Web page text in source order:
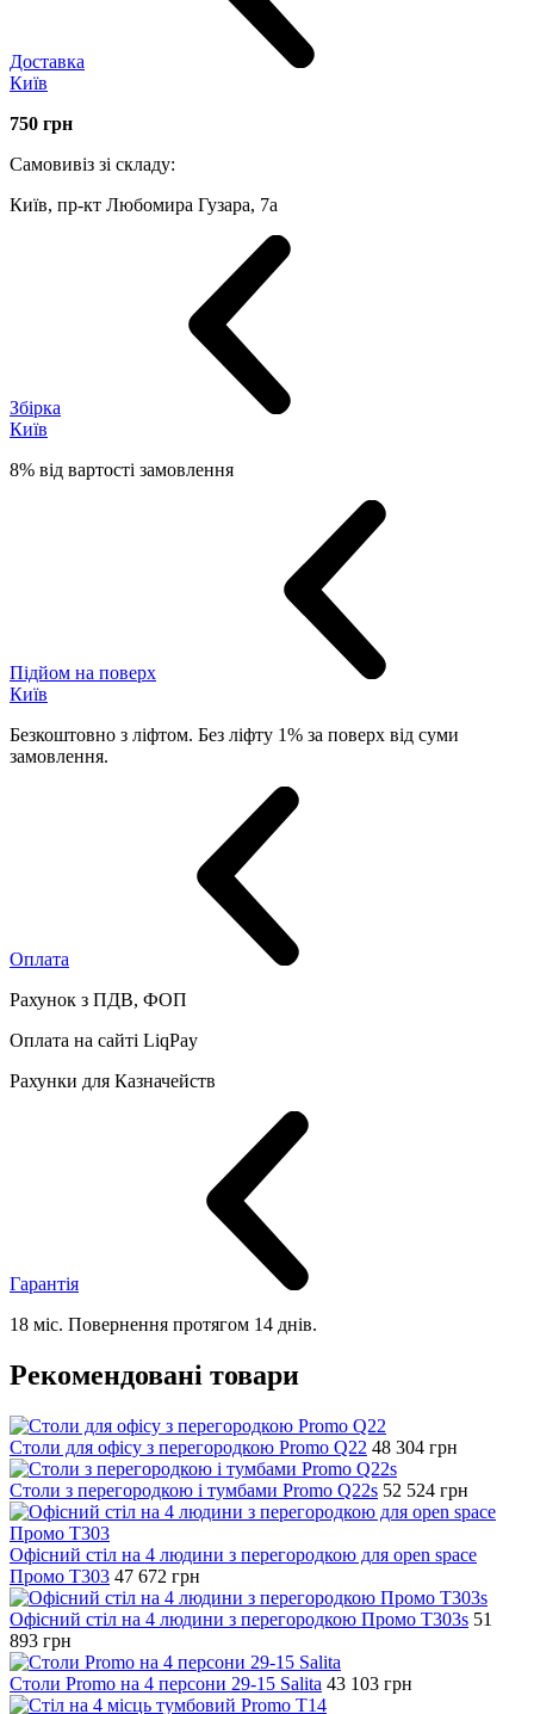
Доставка
Київ
750 грн
Самовивіз зі складу:
Київ, пр-кт Любомира Гузара, 7а
Збірка
Київ
8% від вартості замовлення
Підйом на поверх
Київ
Безкоштовно з ліфтом. Без ліфту 1% за поверх від суми
замовлення.
Оплата
Рахунок з ПДВ, ФОП
Оплата на сайті LiqPay
Рахунки для Казначейств
Гарантія
18 міс. Повернення протягом 14 днів.
Рекомендовані товари
Столи для офісу з перегородкою Promo Q22 48 304 грн
Столи з перегородкою і тумбами Promo Q22s 52 524 грн
Офісний стіл на 4 людини з перегородкою для open space
Промо T303 47 672 грн
Офісний стіл на 4 людини з перегородкою Промо T303s 51
893 грн
Столи Promo на 4 персони 29-15 Salita 43 103 грн